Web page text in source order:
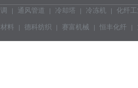
通风管道 冷却塔 冷冻机 化纤
料 德科纺织 赛富机械 恒丰化纤